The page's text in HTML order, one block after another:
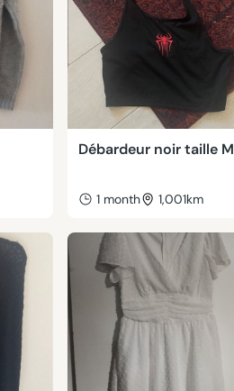
Débardeur noir taille M
1 month 1,001km